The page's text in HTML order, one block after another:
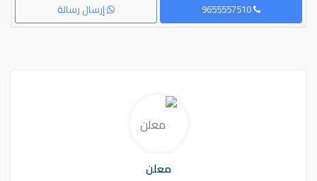
إرسال رسالة
معلن